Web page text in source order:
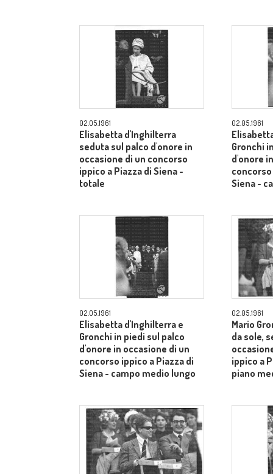
02.05.1961
Elisabetta d'Inghilterra
seduta sul palco d'onore in
occasione di un concorso
ippico a Piazza di Siena -
totale
02.05.1961
Gronchi
d'onore
Siena -
02.05.1961
Elisabetta d'Inghilterra e
Gronchi in piedi sul palco
d'onore in occasione di un
concorso ippico a Piazza di
Siena - campo medio lungo
02.05.1961
Mario
da sole,
ippico a
piano